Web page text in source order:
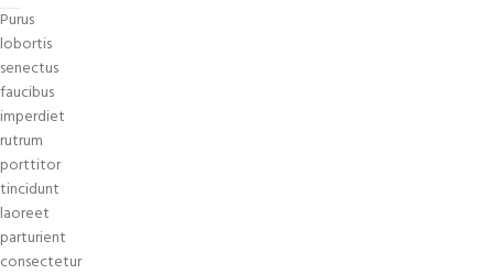
Purus
lobortis
senectus
faucibus
imperdiet
rutrum
porttitor
tincidunt
laoreet
parturient
consectetur